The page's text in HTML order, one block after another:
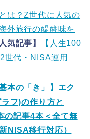
は？Z世代に人気の
外旅行の醍醐味を
気記事】
【人生100
世代・NISA運用
本の「き」】エク
フ)の作り方と
の記事4本＜全て無
NISA移行対応）